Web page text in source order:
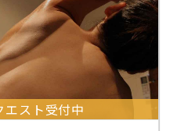
エスト受付中